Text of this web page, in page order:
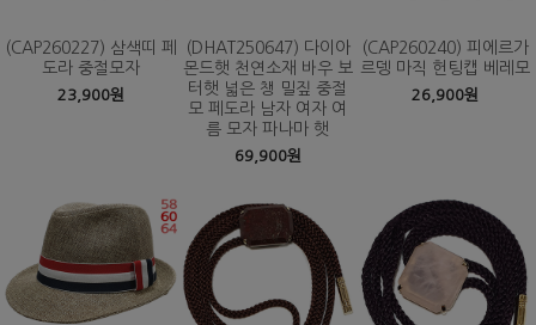
(CAP260227) 삼색띠 페
도라 중절모자
23,900원
(DHAT250647) 다이아
몬드햇 천연소재 바우 보
터햇 넓은 챙 밀짚 중절
모 페도라 남자 여자 여
름 모자 파나마 햇
69,900원
(CAP260240) 피에르가
르뎅 마직 헌팅캡 베레모
26,900원